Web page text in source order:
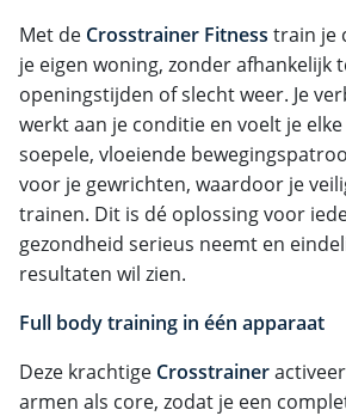
Met de Crosstrainer Fitness train je
je eigen woning, zonder afhankelijk
openingstijden of slecht weer. Je
werkt aan je conditie en voelt je
soepele, vloeiende
voor je gewrichten, waardoor je
trainen. Dit is dé oplossing voor
gezondheid serieus neemt en
resultaten wil zien.
Full body training in één apparaat
Deze krachtige Crosstrainer
armen als core, zodat je een